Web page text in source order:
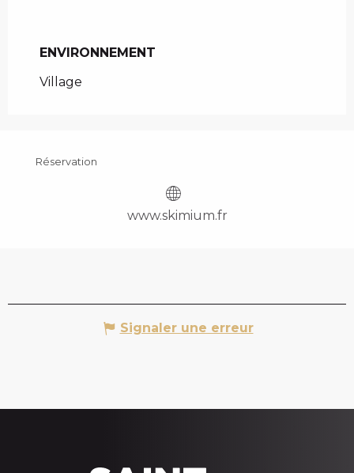
ENVIRONNEMENT
ENVIRONNEMENT
Village
Réservation
www.skimium.fr
Signaler une erreur